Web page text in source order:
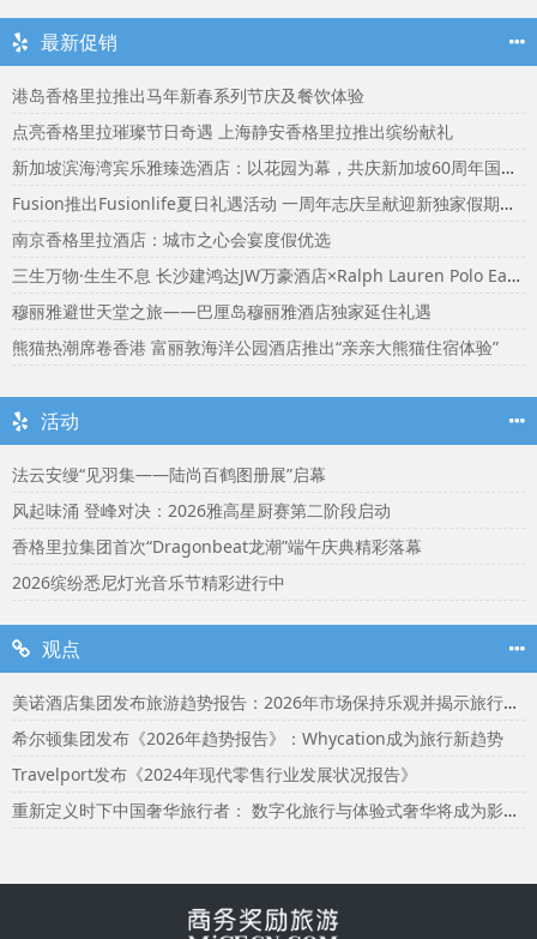
最新促销
港岛香格里拉推出马年新春系列节庆及餐饮体验
点亮香格里拉璀璨节日奇遇 上海静安香格里拉推出缤纷献礼
新加坡滨海湾宾乐雅臻选酒店：以花园为幕，共庆新加坡60周年国庆盛宴
Fusion推出Fusionlife夏日礼遇活动 一周年志庆呈献迎新独家假期奖赏
南京香格里拉酒店：城市之心会宴度假优选
三生万物·生生不息 长沙建鸿达JW万豪酒店×Ralph Lauren Polo Earth开启可持续生活旅行美学
穆丽雅避世天堂之旅——巴厘岛穆丽雅酒店独家延住礼遇
熊猫热潮席卷香港 富丽敦海洋公园酒店推出“亲亲大熊猫住宿体验”
活动
法云安缦“见羽集——陆尚百鹤图册展”启幕
风起味涌 登峰对决：2026雅高星厨赛第二阶段启动
香格里拉集团首次“Dragonbeat龙潮”端午庆典精彩落幕
2026缤纷悉尼灯光音乐节精彩进行中
观点
美诺酒店集团发布旅游趋势报告：2026年市场保持乐观并揭示旅行者渴望联结
希尔顿集团发布《2026年趋势报告》：Whycation成为旅行新趋势
Travelport发布《2024年现代零售行业发展状况报告》
重新定义时下中国奢华旅行者： 数字化旅行与体验式奢华将成为影响2024年旅行选择的关键词